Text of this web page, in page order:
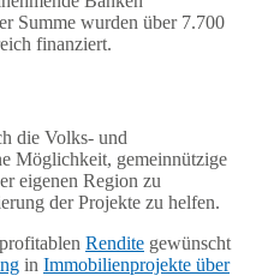
Summe wurden über 7.700
finanziert.
die Volks- und
Möglichkeit, gemeinnützige
eigenen Region zu
der Projekte zu helfen.
Rendite gewünscht
in Immobilienprojekte über